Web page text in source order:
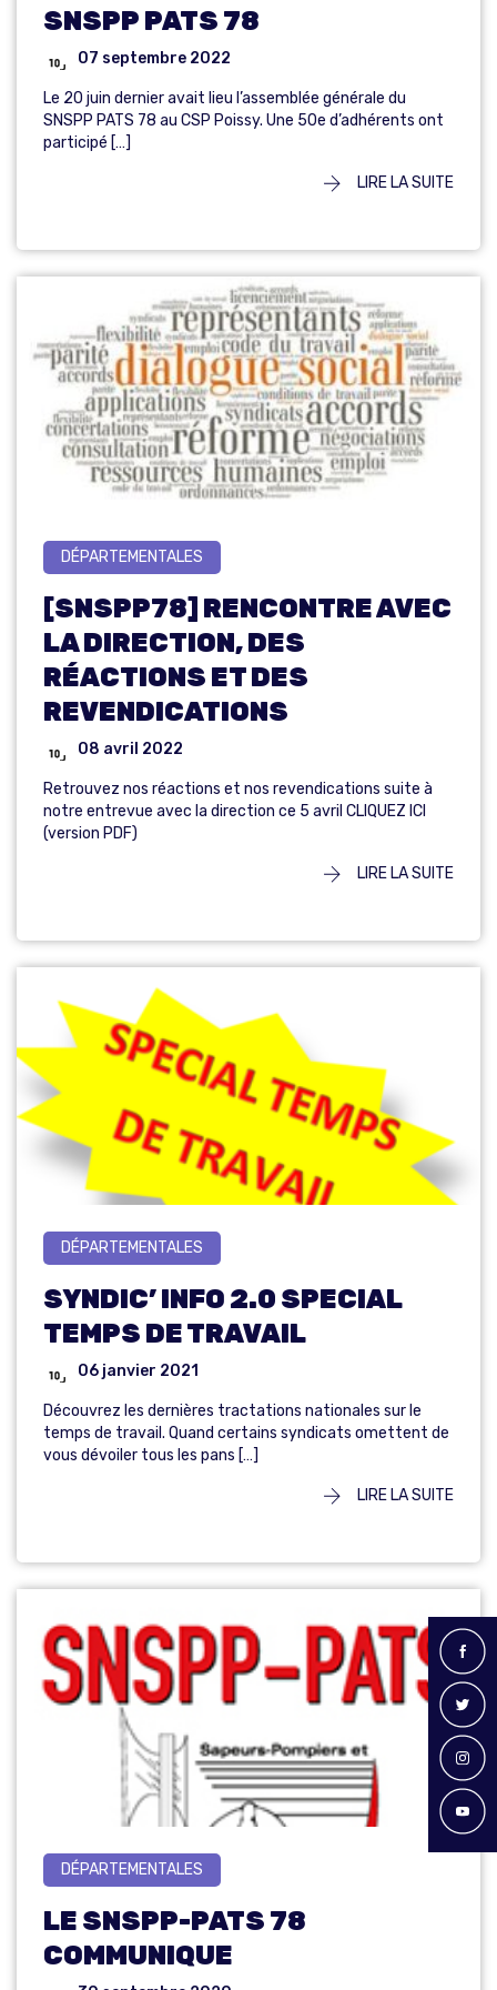
SNSPP PATS 78
07 septembre 2022
Le 20 juin dernier avait lieu l’assemblée générale du
SNSPP PATS 78 au CSP Poissy. Une 50e d’adhérents ont
participé […]
LIRE LA SUITE
DÉPARTEMENTALES
[SNSPP78] RENCONTRE AVEC
LA DIRECTION, DES
RÉACTIONS ET DES
REVENDICATIONS
08 avril 2022
Retrouvez nos réactions et nos revendications suite à
notre entrevue avec la direction ce 5 avril CLIQUEZ ICI
(version PDF)
LIRE LA SUITE
DÉPARTEMENTALES
SYNDIC’ INFO 2.0 SPECIAL
TEMPS DE TRAVAIL
06 janvier 2021
Découvrez les dernières tractations nationales sur le
temps de travail. Quand certains syndicats omettent de
vous dévoiler tous les pans […]
LIRE LA SUITE
DÉPARTEMENTALES
LE SNSPP-PATS 78
COMMUNIQUE